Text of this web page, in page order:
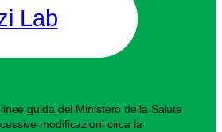
Lab
guida del Ministero della Salute
modificazioni circa la